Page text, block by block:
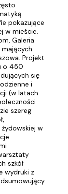
pokazujące
w mieście.
Galeria
mających
Projekt
o 450
się
i
(w latach
szereg
w
szkół
wydruki z